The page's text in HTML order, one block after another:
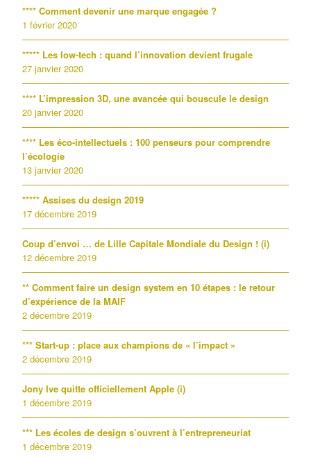
**** Comment devenir une marque engagée ?
1 février 2020
***** Les low-tech : quand l’innovation devient frugale
27 janvier 2020
**** L’impression 3D, une avancée qui bouscule le design
20 janvier 2020
**** Les éco-intellectuels : 100 penseurs pour comprendre
l’écologie
13 janvier 2020
***** Assises du design 2019
17 décembre 2019
Coup d’envoi … de Lille Capitale Mondiale du Design ! (i)
12 décembre 2019
** Comment faire un design system en 10 étapes : le retour
d’expérience de la MAIF
2 décembre 2019
*** Start-up : place aux champions de « l’impact »
2 décembre 2019
Jony Ive quitte officiellement Apple (i)
1 décembre 2019
*** Les écoles de design s’ouvrent à l’entrepreneuriat
1 décembre 2019